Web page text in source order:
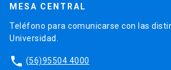
MESA CENTRAL
Teléfono para comunicarse con las
Universidad.
phone (56)95504 4000